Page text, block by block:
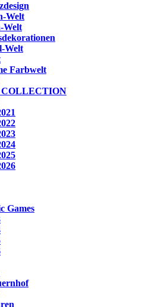
Welt
Welt
Welt
Farbwelt
COLLECTION
Games